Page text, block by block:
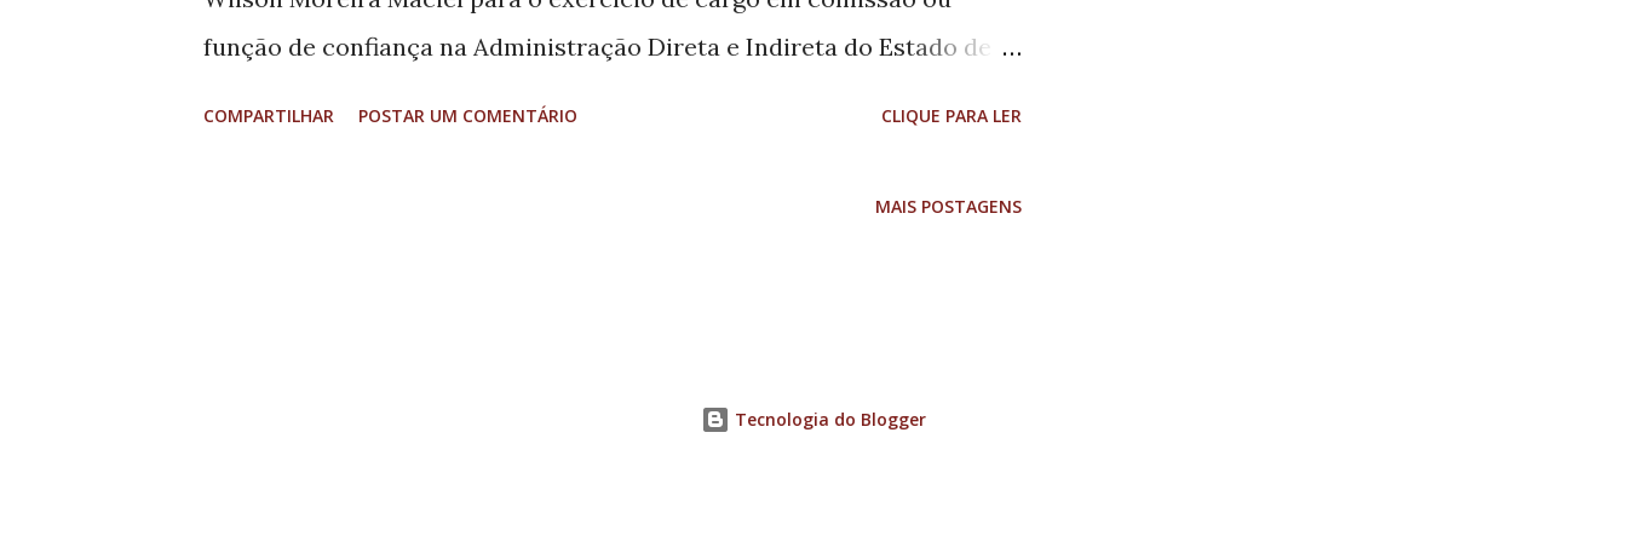
função de confiança na Administração Direta e Indireta do Estado de
acrescentou que sua proposta levou em consideração “a relevância da
COMPARTILHAR POSTAR UM COMENTÁRIO CLIQUE PARA LER
MAIS POSTAGENS
Tecnologia do Blogger